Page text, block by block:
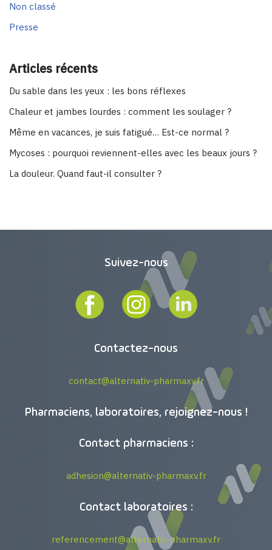
Non classé
Presse
Articles récents
Du sable dans les yeux : les bons réflexes
Chaleur et jambes lourdes : comment les soulager ?
Même en vacances, je suis fatigué… Est-ce normal ?
Mycoses : pourquoi reviennent-elles avec les beaux jours ?
La douleur. Quand faut-il consulter ?
Suivez-nous
Contactez-nous
contact@alternativ-pharmaxv.fr
Pharmaciens, laboratoires, rejoignez-nous !
Contact pharmaciens :
adhesion@alternativ-pharmaxv.fr
Contact laboratoires :
referencement@alternativ-pharmaxv.fr